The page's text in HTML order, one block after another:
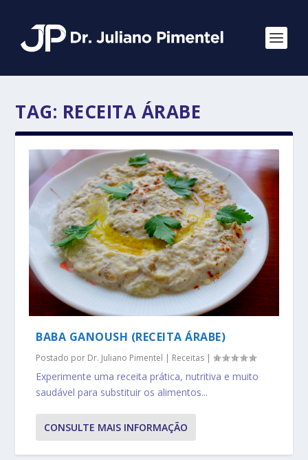
TAG: RECEITA ÁRABE
BABA GANOUSH (RECEITA ÁRABE)
Postado por Dr. Juliano Pimentel | Receitas |
Experimente uma receita prática, nutritiva e muito
saudável para substituir os alimentos...
CONSULTE MAIS INFORMAÇÃO